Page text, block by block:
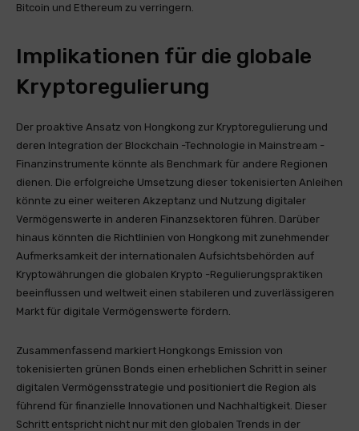
Bitcoin und Ethereum zu verringern.
Implikationen für die globale
Kryptoregulierung
Der proaktive Ansatz von Hongkong zur Kryptoregulierung und
deren Integration der Blockchain -Technologie in Mainstream -
Finanzinstrumente könnte als Benchmark für andere Regionen
dienen. Die erfolgreiche Umsetzung dieser tokenisierten Anleihen
könnte zu einer weiteren Akzeptanz und Nutzung digitaler
Vermögenswerte in anderen Finanzsektoren führen. Darüber
hinaus könnten die Richtlinien von Hongkong mit zunehmender
Aufmerksamkeit der internationalen Aufsichtsbehörden auf
Kryptowährungen die globalen Krypto -Regulierungspraktiken
beeinflussen und weltweit einen stabileren und zuverlässigeren
Markt für digitale Vermögenswerte fördern.
Zusammenfassend markiert Hongkongs Emission von
tokenisierten grünen Bonds einen erheblichen Schritt in seiner
digitalen Vermögensstrategie und positioniert die Region als
führend für finanzielle Innovationen und Nachhaltigkeit. Dieser
Schritt entspricht nicht nur mit den globalen Trends in der